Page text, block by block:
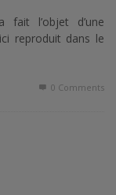
l’objet d’une
reproduit dans le
0 Comments